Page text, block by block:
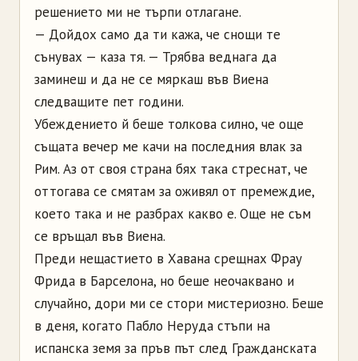
решението ми не търпи отлагане.
— Дойдох само да ти кажа, че снощи те
сънувах — каза тя. — Трябва веднага да
заминеш и да не се мяркаш във Виена
следващите пет години.
Убеждението й беше толкова силно, че още
същата вечер ме качи на последния влак за
Рим. Аз от своя страна бях така стреснат, че
оттогава се смятам за оживял от премеждие,
което така и не разбрах какво е. Още не съм
се връщал във Виена.
Преди нещастието в Хавана срещнах Фрау
Фрида в Барселона, но беше неочаквано и
случайно, дори ми се стори мистериозно. Беше
в деня, когато Пабло Неруда стъпи на
испанска земя за пръв път след Гражданската